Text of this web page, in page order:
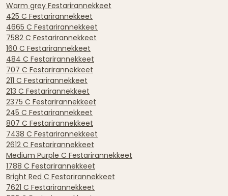
Warm grey Festarirannekkeet
425 C Festarirannekkeet
4665 C Festarirannekkeet
7582 C Festarirannekkeet
160 C Festarirannekkeet
484 C Festarirannekkeet
707 C Festarirannekkeet
211 C Festarirannekkeet
213 C Festarirannekkeet
2375 C Festarirannekkeet
245 C Festarirannekkeet
807 C Festarirannekkeet
7438 C Festarirannekkeet
2612 C Festarirannekkeet
Medium Purple C Festarirannekkeet
1788 C Festarirannekkeet
Bright Red C Festarirannekkeet
7621 C Festarirannekkeet